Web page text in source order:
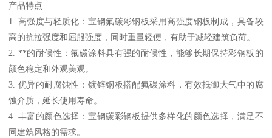
产品特点
1. 高强度与轻质化：宝钢氟碳彩钢板采用高强度钢板制成，具备较
高的抗拉强度和屈服强度，同时重量轻便，有助于减轻建筑负荷。
2. **的耐候性：氟碳涂料具有强的耐候性，能够长期保持彩钢板的
颜色稳定和外观美观。
3. 优异的耐腐蚀性：镀锌钢板搭配氟碳涂料，有效抵御大气中的腐
蚀介质，延长使用寿命。
4. 丰富的颜色选择：宝钢碳彩钢板提供多样化的颜色选择，满足不
同建筑风格的需求。